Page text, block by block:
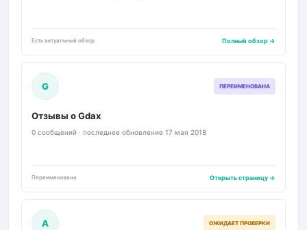
Есть актуальный обзор Полный обзор →
G ПЕРЕИМЕНОВАНА
Отзывы о Gdax
0 сообщений · последнее обновление 17 мая 2018
Переименована Открыть страницу →
A ОЖИДАЕТ ПРОВЕРКИ